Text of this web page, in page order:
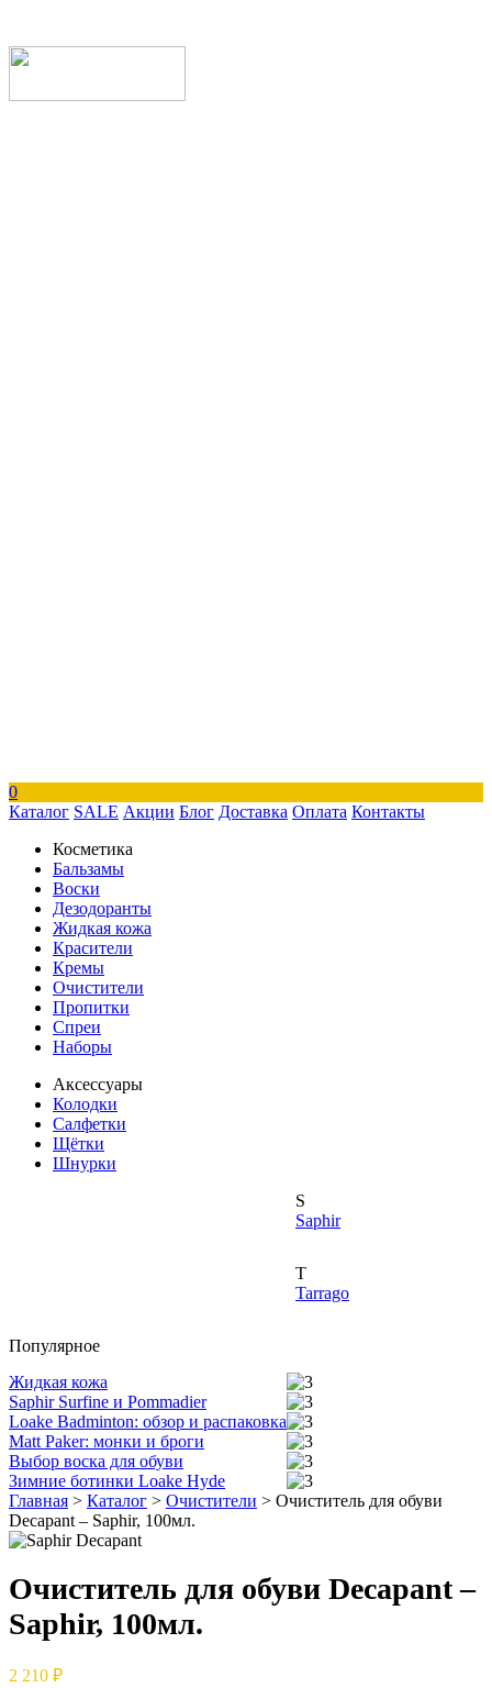
0
Каталог SALE Акции Блог Доставка Оплата Контакты
Косметика
Бальзамы
Воски
Дезодоранты
Жидкая кожа
Красители
Кремы
Очистители
Пропитки
Спреи
Наборы
Аксессуары
Колодки
Салфетки
Щётки
Шнурки
S
Saphir
T
Tarrago
Популярное
Жидкая кожа
Saphir Surfine и Pommadier
Loake Badminton: обзор и распаковка
Matt Paker: монки и броги
Выбор воска для обуви
Зимние ботинки Loake Hyde
Главная > Каталог > Очистители > Очиститель для обуви
Decapant – Saphir, 100мл.
Очиститель для обуви Decapant –
Saphir, 100мл.
2 210 ₽